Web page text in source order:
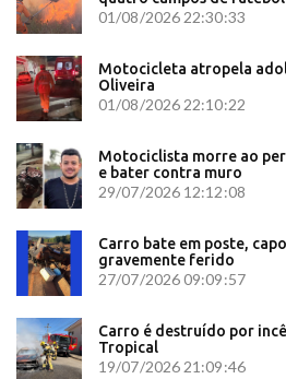
01/08/2026 22:30:33
Motocicleta atropela
Oliveira
01/08/2026 22:10:22
Motociclista morre ao
e bater contra muro
29/07/2026 12:12:08
Carro bate em poste,
gravemente ferido
27/07/2026 09:09:57
Carro é destruído por
Tropical
19/07/2026 21:09:46